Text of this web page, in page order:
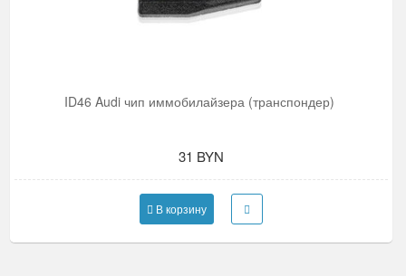
ID46 Audi чип иммобилайзера (транспондер)
31 BYN
В корзину